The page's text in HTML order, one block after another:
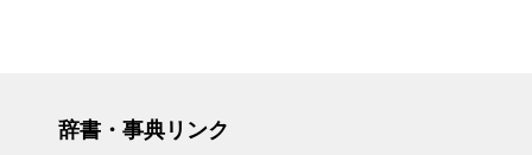
辞書・事典リンク